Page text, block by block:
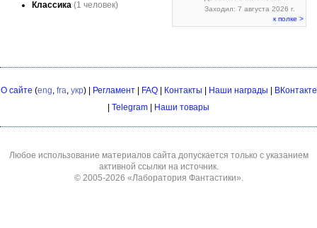
Классика (1 человек)
Заходил: 7 августа 2026 г.
к полке >
О сайте (eng, fra, укр) | Регламент| FAQ| Контакты Наши награды
ВКонтакте
Telegram Наши товары
Любое использование материалов сайта допускается только с указанием
активной ссылки на источник.
© 2005-2026 «Лаборатория Фантастики».